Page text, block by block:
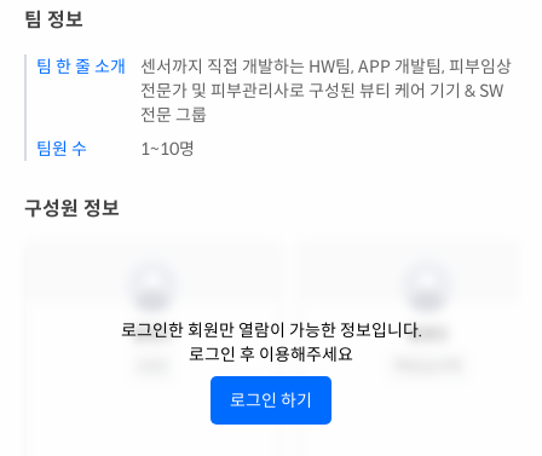
팀 정보
팀 한 줄 소개
센서까지 직접 개발하는 HW팀, APP 개발팀, 피부임상
전문가 및 피부관리사로 구성된 뷰티 케어 기기 & SW
전문 그룹
팀원 수
1~10명
구성원 정보
팀원1 팀원2
로그인한 회원만 열람이 가능한 정보입니다.
로그인 후 이용해주세요
로그인 하기